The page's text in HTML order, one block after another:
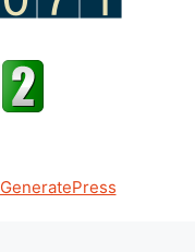
GeneratePress